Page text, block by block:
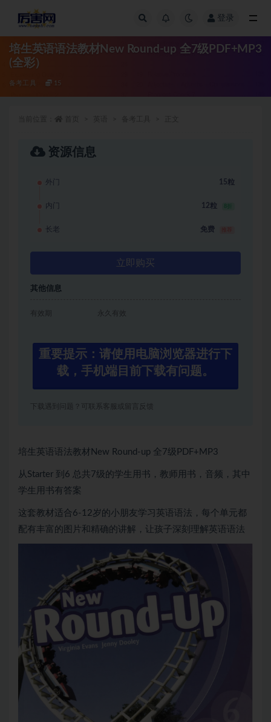
登录
培生英语语法教材New Round-up 全7级PDF+MP3
(全彩）
备考工具 15
资源信息
外门 15粒
内门 12粒 8折
长老 免费
立即购买
其他信息
有效期 永久有效
重要提示：请使用电脑浏览器进行下
载，手机端目前下载有问题。
下载遇到问题？可联系客服或留言反馈
培生英语语法教材New Round-up 全7级PDF+MP3
从Starter 到6 总共7级的学生用书，教师用书，音频，其中
学生用书有答案
这套教材适合6-12岁的小朋友学习英语语法，每个单元都
配有丰富的图片和精确的讲解，让孩子深刻理解英语语法